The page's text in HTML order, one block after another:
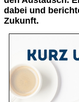
dabei und
Zukunft.